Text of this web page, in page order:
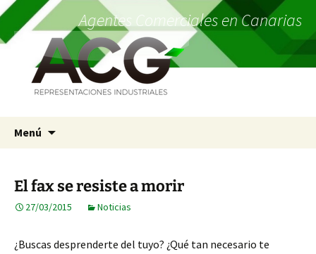
Agentes Comerciales en Canarias
Menú
El fax se resiste a morir
27/03/2015 Noticias
¿Buscas desprenderte del tuyo? ¿Qué tan necesario te